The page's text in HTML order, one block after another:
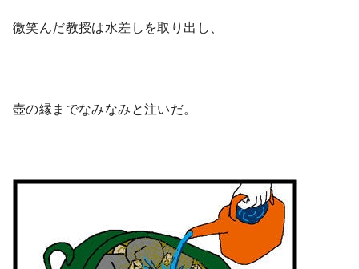
微笑んだ教授は水差しを取り出し、
壺の縁までなみなみと注いだ。